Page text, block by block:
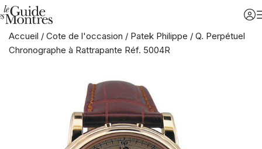
Accueil / Cote de l'occasion / Patek Philippe / Q. Perpétuel
Chronographe à Rattrapante Réf. 5004R